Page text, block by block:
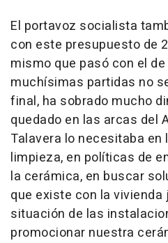
El portavoz socialista
con este presupuesto de
mismo que pasó con el
muchísimas partidas no
final, ha sobrado mucho
quedado en las arcas del
Talavera lo necesitaba en
limpieza, en políticas de
la cerámica, en buscar
que existe con la vivienda
situación de las
promocionar nuestra